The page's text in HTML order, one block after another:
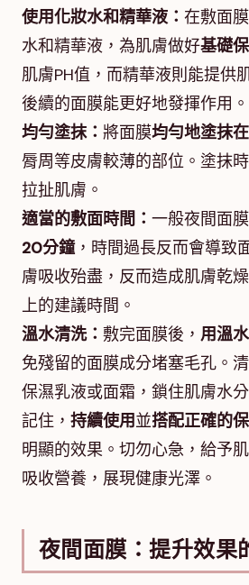
使用化妝水和精華液： 在敷面
水和精華液，為肌膚做好基礎
肌膚PH值，而精華液則能提供
後續的面膜能更好地發揮作用。
均勻塗抹： 將面膜均勻地塗抹
脣周等皮膚較薄的部位。塗抹
拉扯肌膚。
適當的敷面時間： 一般夜間面
20分鐘，時間過長反而會導致
膚吸收殆盡，反而造成肌膚乾
上的建議時間。
溫水清洗： 敷完面膜後， 用溫
免殘留的面膜成分堵塞毛孔。
保濕乳液或面霜，鎖住肌膚水分
記住， 持續使用並搭配正確的
明顯的效果。切勿心急，給予
吸收營養，展現健康光澤。
夜間面膜：提升效果